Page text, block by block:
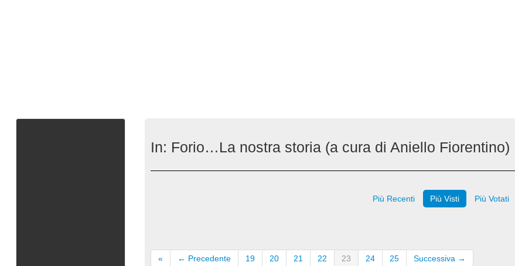
In: Forio…La nostra storia (a cura di Aniello Fiorentino)
Più Recenti Più Visti Più Votati
« ← Precedente 19 20 21 22 23 24 25 Successiva →